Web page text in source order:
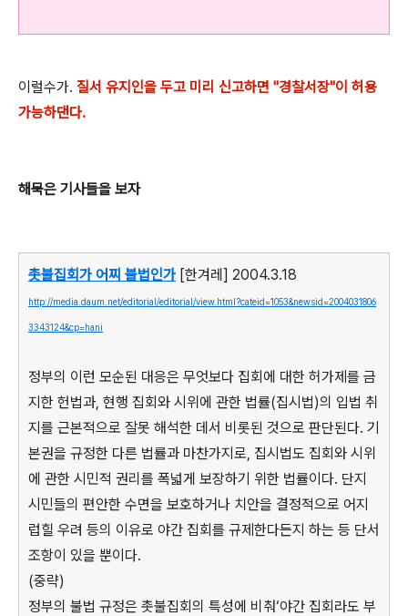
이럴수가. 질서 유지인을 두고 미리 신고하면 "경찰서장"이 허용
가능하댄다.
해묵은 기사들을 보자
촛불집회가 어찌 불법인가 [한겨레] 2004.3.18
http://media.daum.net/editorial/editorial/view.html?cateid=1053&newsid=2004031806
3343124&cp=hani
정부의 이런 모순된 대응은 무엇보다 집회에 대한 허가제를 금
지한 헌법과, 현행 집회와 시위에 관한 법률(집시법)의 입법 취
지를 근본적으로 잘못 해석한 데서 비롯된 것으로 판단된다. 기
본권을 규정한 다른 법률과 마찬가지로, 집시법도 집회와 시위
에 관한 시민적 권리를 폭넓게 보장하기 위한 법률이다. 단지
시민들의 편안한 수면을 보호하거나 치안을 결정적으로 어지
럽힐 우려 등의 이유로 야간 집회를 규제한다든지 하는 등 단서
조항이 있을 뿐이다.
(중략)
정부의 불법 규정은 촛불집회의 특성에 비춰‘야간 집회라도 부